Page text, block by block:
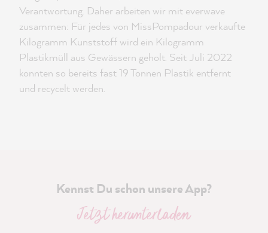
Verantwortung. Daher arbeiten wir mit everwave
zusammen: Für jedes von MissPompadour verkaufte
Kilogramm Kunststoff wird ein Kilogramm
Plastikmüll aus Gewässern geholt. Seit Juli 2022
konnten so bereits fast 19 Tonnen Plastik entfernt
und recycelt werden.
Kennst Du schon unsere App?
Jetzt herunterladen